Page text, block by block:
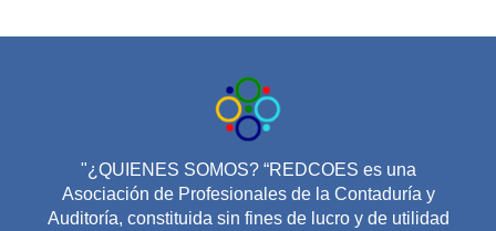
"¿QUIENES SOMOS? “REDCOES es una
Asociación de Profesionales de la Contaduría y
Auditoría, constituida sin fines de lucro y de utilidad